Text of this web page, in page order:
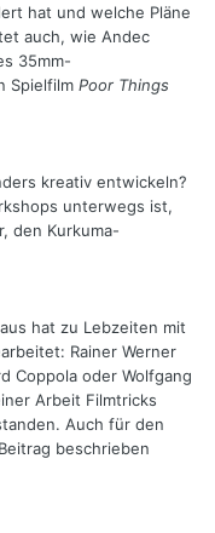
hat und welche Pläne
auch, wie Andec
35mm-
Spielfilm Poor Things
kreativ entwickeln?
unterwegs ist,
den Kurkuma-
hat zu Lebzeiten mit
Rainer Werner
Coppola oder Wolfgang
Arbeit Filmtricks
Auch für den
beschrieben